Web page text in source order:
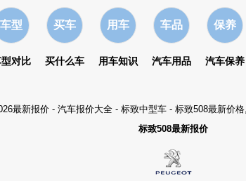
车型
对比
买车
买什么车
用车
用车知识
车品
汽车用品
保养
汽车保养
最新报价 - 汽车报价大全 - 标致中型车 - 标致508最新价
标致508最新报价